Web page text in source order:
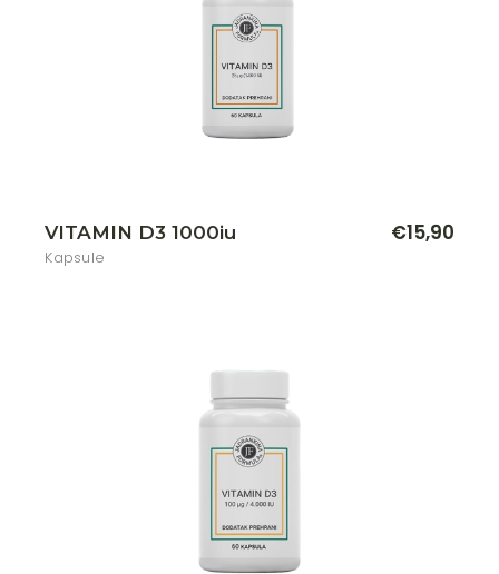
VITAMIN D3 1000iu
Kapsule
€15,90